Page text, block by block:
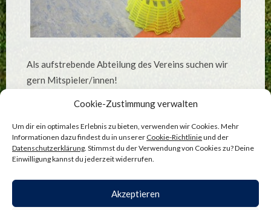
Cookie-Zustimmung verwalten
Um dir ein optimales Erlebnis zu bieten, verwenden wir Cookies. Mehr
Informationen dazu findest du in unserer Cookie-Richtlinieund der
Datenschutzerklärung. Stimmst du der Verwendung von Cookies zu? Deine
Einwilligung kannst du jederzeit widerrufen.
Akzeptieren
Als aufstrebende Abteilung des Vereins suchen wir
gern Mitspieler/innen!
Wir sind montags von 20.00 – 22.00 Uhr in der
Halle.
Schläger können gestellt werden.